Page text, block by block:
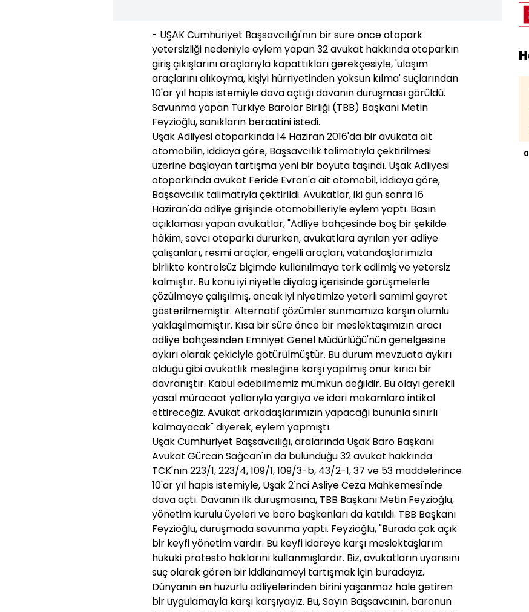
- UŞAK Cumhuriyet Başsavcılığı'nın bir süre önce otopark
yetersizliği nedeniyle eylem yapan 32 avukat hakkında otoparkın
giriş çıkışlarını araçlarıyla kapattıkları gerekçesiyle, 'ulaşım
araçlarını alıkoyma, kişiyi hürriyetinden yoksun kılma' suçlarından
10'ar yıl hapis istemiyle dava açtığı davanın duruşması görüldü.
Savunma yapan Türkiye Barolar Birliği (TBB) Başkanı Metin
Feyzioğlu, sanıkların beraatini istedi.
Uşak Adliyesi otoparkında 14 Haziran 2016'da bir avukata ait
otomobilin, iddiaya göre, Başsavcılık talimatıyla çektirilmesi
üzerine başlayan tartışma yeni bir boyuta taşındı. Uşak Adliyesi
otoparkında avukat Feride Evran'a ait otomobil, iddiaya göre,
Başsavcılık talimatıyla çektirildi. Avukatlar, iki gün sonra 16
Haziran'da adliye girişinde otomobilleriyle eylem yaptı. Basın
açıklaması yapan avukatlar, "Adliye bahçesinde boş bir şekilde
hâkim, savcı otoparkı dururken, avukatlara ayrılan yer adliye
çalışanları, resmi araçlar, engelli araçları, vatandaşlarımızla
birlikte kontrolsüz biçimde kullanılmaya terk edilmiş ve yetersiz
kalmıştır. Bu konu iyi niyetle diyalog içerisinde görüşmelerle
çözülmeye çalışılmış, ancak iyi niyetimize yeterli samimi gayret
gösterilmemiştir. Alternatif çözümler sunmamıza karşın olumlu
yaklaşılmamıştır. Kısa bir süre önce bir meslektaşımızın aracı
adliye bahçesinden Emniyet Genel Müdürlüğü'nün genelgesine
aykırı olarak çekiciyle götürülmüştür. Bu durum mevzuata aykırı
olduğu gibi avukatlık mesleğine karşı yapılmış onur kırıcı bir
davranıştır. Kabul edebilmemiz mümkün değildir. Bu olayı gerekli
yasal müracaat yollarıyla yargıya ve idari makamlara intikal
ettireceğiz. Avukat arkadaşlarımızın yapacağı bununla sınırlı
kalmayacak" diyerek, eylem yapmıştı.
Uşak Cumhuriyet Başsavcılığı, aralarında Uşak Baro Başkanı
Avukat Gürcan Sağcan'ın da bulunduğu 32 avukat hakkında
TCK'nın 223/1, 223/4, 109/1, 109/3-b, 43/2-1, 37 ve 53 maddelerince
10'ar yıl hapis istemiyle, Uşak 2'nci Asliye Ceza Mahkemesi'nde
dava açtı. Davanın ilk duruşmasına, TBB Başkanı Metin Feyzioğlu,
yönetim kurulu üyeleri ve baro başkanları da katıldı. TBB Başkanı
Feyzioğlu, duruşmada savunma yaptı. Feyzioğlu, "Burada çok açık
bir keyfi yönetim vardır. Bu keyfi idareye karşı meslektaşlarım
hukuki protesto haklarını kullanmışlardır. Biz, avukatların uyarısını
suç olarak gören bir iddianameyi tartışmak için buradayız.
Dünyanın en huzurlu adliyelerinden birini yaşanmaz hale getiren
bir uygulamayla karşı karşıyayız. Bu, Sayın Başsavcının, baronun